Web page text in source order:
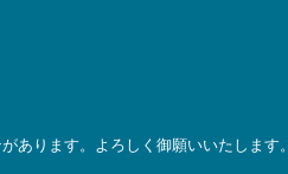
あります。よろしく御願いいたします。